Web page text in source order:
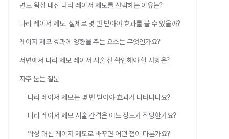
면도·왁싱 대신 다리 레이저 제모를 선택하는 이유는?
다리 레이저 제모, 실제로 몇 번 받아야 효과를 볼 수 있을까?
레이저 제모 효과에 영향을 주는 요소는 무엇인가요?
서면에서 다리 제모 레이저 시술 전 확인해야 할 사항은?
자주 묻는 질문
다리 레이저 제모는 몇 번 받아야 효과가 나타나나요?
다리 레이저 제모 시술 간격은 어느 정도가 적당한가요?
왁싱 대신 레이저 제모로 바꾸면 어떤 점이 다른가요?